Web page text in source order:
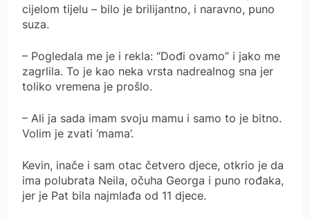
cijelom tijelu – bilo je brilijantno, i naravno, puno
suza.
– Pogledala me je i rekla: “Dođi ovamo” i jako me
zagrlila. To je kao neka vrsta nadrealnog sna jer
toliko vremena je prošlo.
– Ali ja sada imam svoju mamu i samo to je bitno.
Volim je zvati ‘mama’.
Kevin, inače i sam otac četvero djece, otkrio je da
ima polubrata Neila, očuha Georga i puno rođaka,
jer je Pat bila najmlađa od 11 djece.